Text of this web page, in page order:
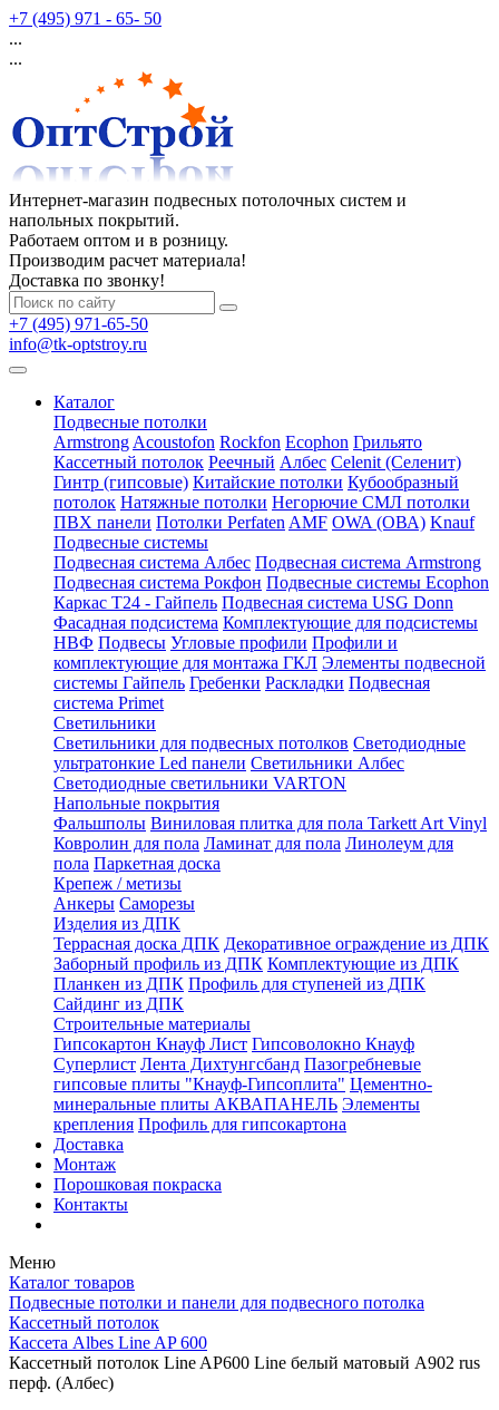
+7 (495) 971 - 65- 50
...
...
Интернет-магазин подвесных потолочных систем и
напольных покрытий.
Работаем оптом и в розницу.
Производим расчет материала!
Доставка по звонку!
+7 (495) 971-65-50
info@tk-optstroy.ru
Каталог
Подвесные потолки
Armstrong Acoustofon Rockfon Ecophon Грильято
Кассетный потолок Реечный Албес Celenit (Селенит)
Гинтр (гипсовые) Китайские потолки Кубообразный
потолок Натяжные потолки Негорючие СМЛ потолки
ПВХ панели Потолки Perfaten AMF OWA (ОВА) Knauf
Подвесные системы
Подвесная система Албес Подвесная система Armstrong
Подвесная система Рокфон Подвесные системы Ecophon
Каркас Т24 - Гайпель Подвесная система USG Donn
Фасадная подсистема Комплектующие для подсистемы
НВФ Подвесы Угловые профили Профили и
комплектующие для монтажа ГКЛ Элементы подвесной
системы Гайпель Гребенки Раскладки Подвесная
система Primet
Светильники
Светильники для подвесных потолков Светодиодные
ультратонкие Led панели Светильники Албес
Светодиодные светильники VARTON
Напольные покрытия
Фальшполы Виниловая плитка для пола Tarkett Art Vinyl
Ковролин для пола Ламинат для пола Линолеум для
пола Паркетная доска
Крепеж / метизы
Анкеры Саморезы
Изделия из ДПК
Террасная доска ДПК Декоративное ограждение из ДПК
Заборный профиль из ДПК Комплектующие из ДПК
Планкен из ДПК Профиль для ступеней из ДПК
Сайдинг из ДПК
Строительные материалы
Гипсокартон Кнауф Лист Гипсоволокно Кнауф
Суперлист Лента Дихтунгсбанд Пазогребневые
гипсовые плиты "Кнауф-Гипсоплита" Цементно-
минеральные плиты АКВАПАНЕЛЬ Элементы
крепления Профиль для гипсокартона
Доставка
Монтаж
Порошковая покраска
Контакты
Меню
Каталог товаров
Подвесные потолки и панели для подвесного потолка
Кассетный потолок
Кассета Albes Line AP 600
Кассетный потолок Line AP600 Line белый матовый А902 rus
перф. (Албес)